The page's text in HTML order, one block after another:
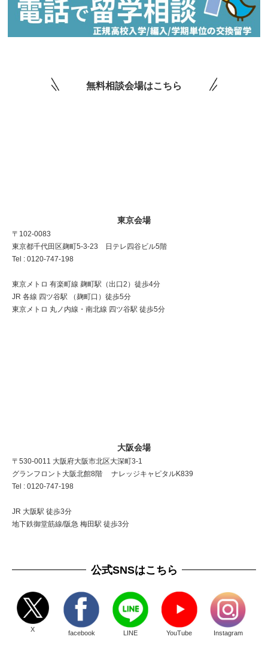
無料相談会場はこちら
東京会場
〒102-0083
東京都千代田区麹町5-3-23 日テレ四谷ビル5階
Tel : 0120-747-198
東京メトロ 有楽町線 麹町駅（出口2）徒歩4分
JR 各線 四ツ谷駅 （麹町口）徒歩5分
東京メトロ 丸ノ内線・南北線 四ツ谷駅 徒歩5分
大阪会場
〒530-0011 大阪府大阪市北区大深町3-1
グランフロント大阪北館8階 ナレッジキャピタルK839
Tel : 0120-747-198
JR 大阪駅 徒歩3分
地下鉄御堂筋線/阪急 梅田駅 徒歩3分
公式SNSはこちら
X facebook LINE YouTube Instagram